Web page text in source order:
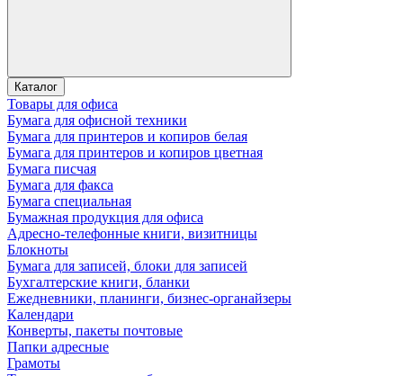
Каталог
Товары для офиса
Бумага для офисной техники
Бумага для принтеров и копиров белая
Бумага для принтеров и копиров цветная
Бумага писчая
Бумага для факса
Бумага специальная
Бумажная продукция для офиса
Адресно-телефонные книги, визитницы
Блокноты
Бумага для записей, блоки для записей
Бухгалтерские книги, бланки
Ежедневники, планинги, бизнес-органайзеры
Календари
Конверты, пакеты почтовые
Папки адресные
Грамоты